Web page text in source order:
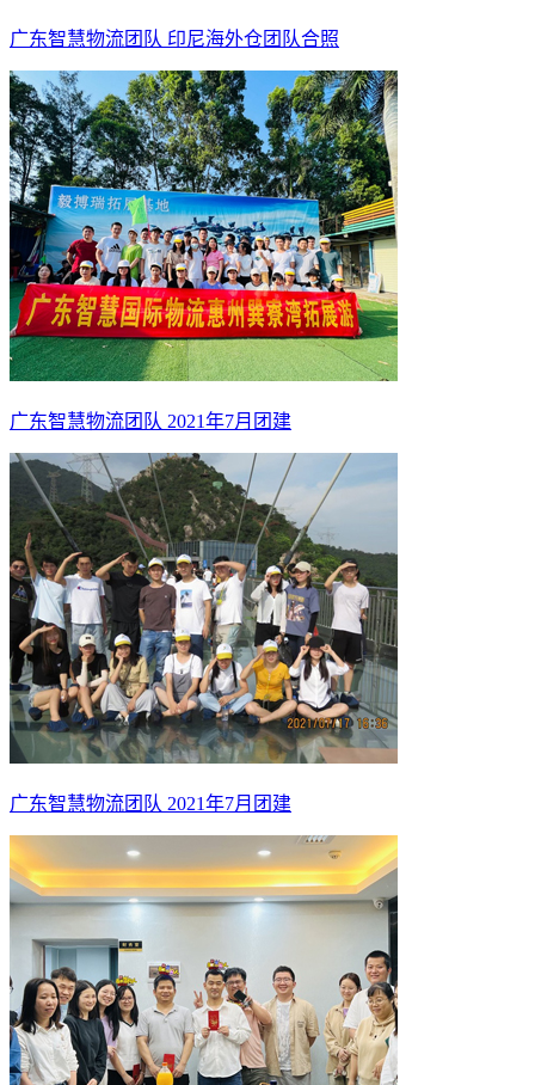
广东智慧物流团队 印尼海外仓团队合照
广东智慧物流团队 2021年7月团建
广东智慧物流团队 2021年7月团建